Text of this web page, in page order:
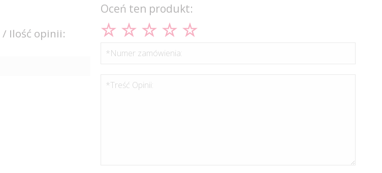
/ Ilość opinii:
Oceń ten produkt:
*Numer zamówienia:
*Treść Opinii: